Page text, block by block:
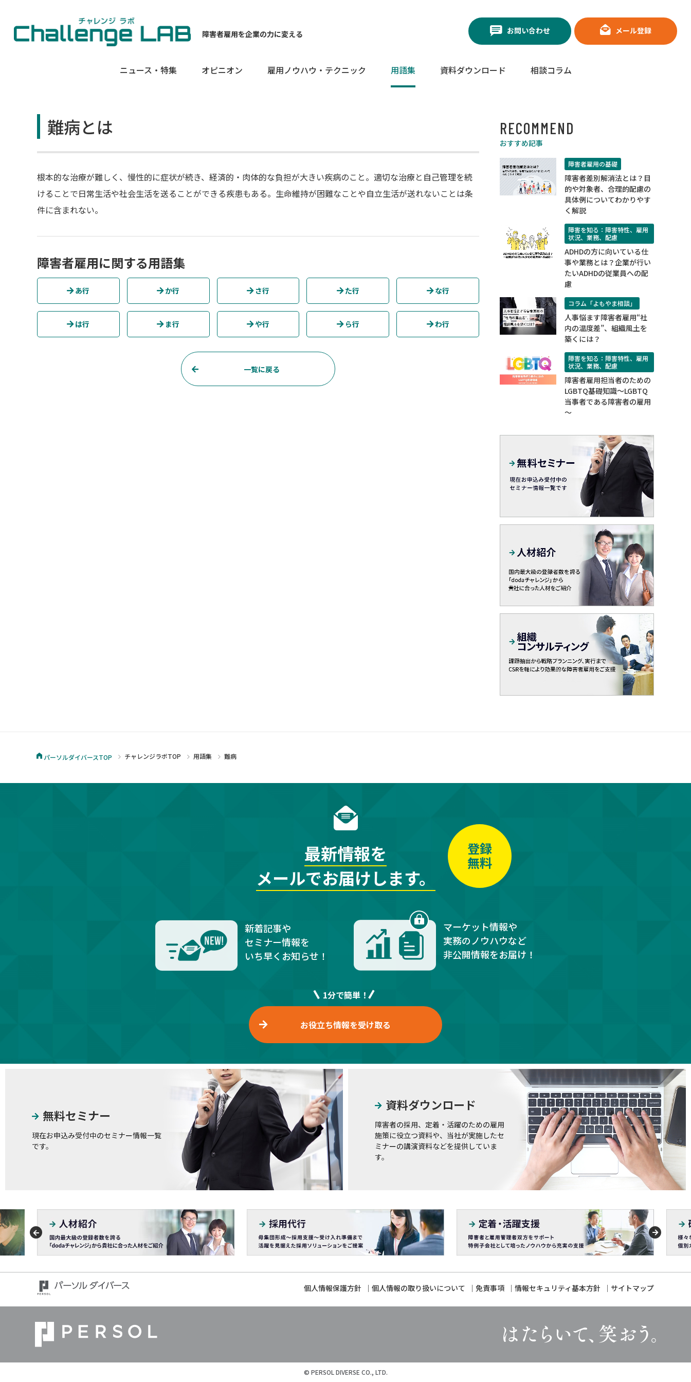
障害者雇用を企業の力に変える
ニュース・特集 オピニオン 雇用ノウハウ・テクニック 用語集 資料ダウンロード 相談コラム
お問い合わせ メール登録
難病とは
根本的な治療が難しく、慢性的に症状が続き、経済的・肉体的な負担が大きい疾病のこと。適切な治療と自己管理を続
けることで日常生活や社会生活を送ることができる疾患もある。生命維持が困難なことや自立生活が送れないことは条
件に含まれない。
障害者雇用に関する用語集
あ行 か行 さ行 た行 な行
は行 ま行 や行 ら行 わ行
一覧に戻る
RECOMMEND
おすすめ記事
障害者雇用の基礎
障害者差別解消法とは？目
的や対象者、合理的配慮の
具体例についてわかりやす
く解説
障害を知る：障害特性、雇用
状況、業務、配慮
ADHDの方に向いている仕
事や業務とは？企業が行い
たいADHDの従業員への配
慮
コラム「よもやま相談」
人事悩ます障害者雇用“社
内の温度差”、組織風土を
築くには？
障害を知る：障害特性、雇用
状況、業務、配慮
障害者雇用担当者のための
LGBTQ基礎知識～LGBTQ
当事者である障害者の雇用
～
パーソルダイバースTOP チャレンジラボTOP 用語集 難病
最新情報を
メールでお届けします。
登録
無料
新着記事や
セミナー情報を
いち早くお知らせ！
マーケット情報や
実務のノウハウなど
非公開情報をお届け！
1分で簡単！
お役立ち情報を受け取る
無料セミナー
現在お申込み受付中のセミナー情報一覧
です。
資料ダウンロード
障害者の採用、定着・活躍のための雇用
施策に役立つ資料や、当社が実施したセ
ミナーの講演資料などを提供していま
す。
個人情報保護方針 個人情報の取り扱いについて 免責事項 情報セキュリティ基本方針 サイトマップ
© PERSOL DIVERSE CO., LTD.